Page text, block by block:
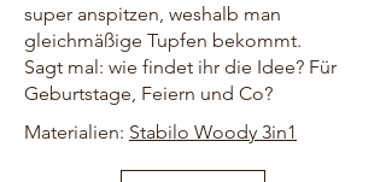
super anspitzen, weshalb man
gleichmäßige Tupfen bekommt.
Sagt mal: wie findet ihr die Idee? Für
Geburtstage, Feiern und Co?
Materialien: Stabilo Woody 3in1